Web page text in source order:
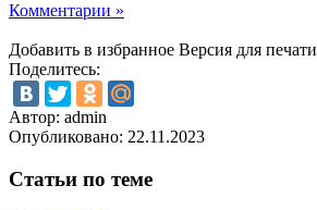
Комментарии »
Добавить в избранное Версия для печати
Поделитесь:
Автор: admin
Опубликовано: 22.11.2023
Статьи по теме